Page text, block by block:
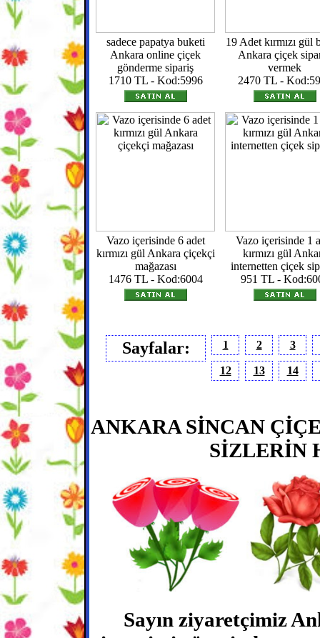
sadece papatya buketi
Ankara online çiçek
gönderme sipariş
1710 TL - Kod:5996
19 Adet kırmızı gül
Ankara çiçek
vermek
2470 TL -
Vazo içerisinde 6 adet
kırmızı gül Ankara çiçekçi
mağazası
1476 TL - Kod:6004
Vazo içerisinde 1
kırmızı gül
internetten çiçek
951 TL -
Sayfalar: 1 2 3
12 13 14
ANKARA SİNCAN
SİZLERİN
Sayın ziyaretçimiz